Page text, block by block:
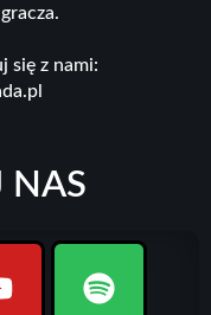
się z nami:
NAS